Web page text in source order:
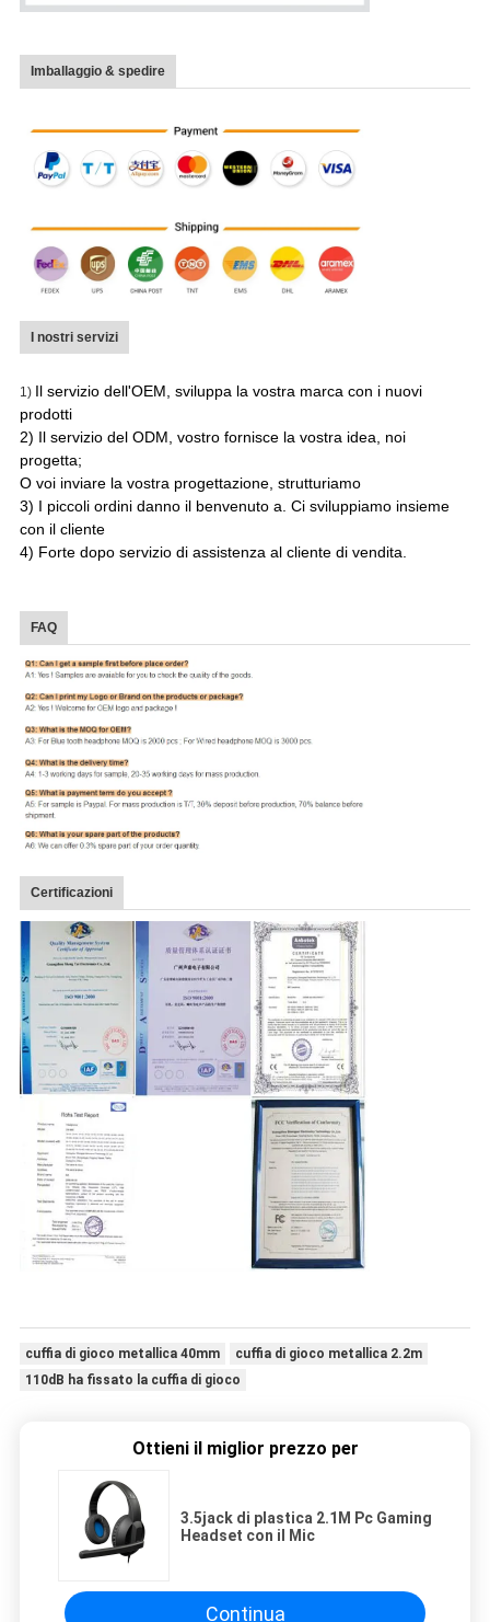
Imballaggio & spedire
I nostri servizi
1) Il servizio dell'OEM, sviluppa la vostra marca con i nuovi
prodotti
2) Il servizio del ODM, vostro fornisce la vostra idea, noi
progetta;
O voi inviare la vostra progettazione, strutturiamo
3) I piccoli ordini danno il benvenuto a. Ci sviluppiamo insieme
con il cliente
4) Forte dopo servizio di assistenza al cliente di vendita.
FAQ
Certificazioni
cuffia di gioco metallica 40mm
cuffia di gioco metallica 2.2m
110dB ha fissato la cuffia di gioco
Ottieni il miglior prezzo per
3.5jack di plastica 2.1M Pc Gaming
Headset con il Mic
Continua